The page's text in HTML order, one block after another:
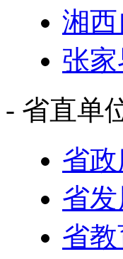
湘
张
- 省直单
省
省
省